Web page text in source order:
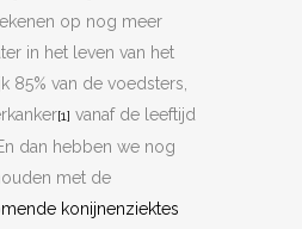
op nog meer
in het leven van het
85% van de voedsters,
[1] vanaf de leeftijd
dan hebben we nog
met de
konijnenziektes